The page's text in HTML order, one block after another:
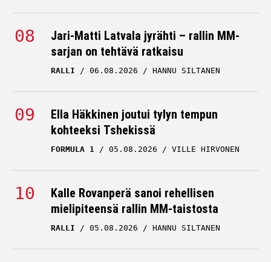
Jari-Matti Latvala jyrähti – rallin MM-
sarjan on tehtävä ratkaisu
RALLI 06.08.2026 HANNU SILTANEN
Ella Häkkinen joutui tylyn tempun
kohteeksi Tshekissä
FORMULA 1 05.08.2026 VILLE HIRVONEN
Kalle Rovanperä sanoi rehellisen
mielipiteensä rallin MM-taistosta
RALLI 05.08.2026 HANNU SILTANEN